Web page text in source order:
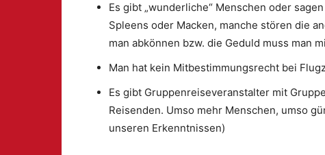
Es gibt „wunderliche“ Menschen oder
Spleens oder Macken, manche stören die
man abkönnen bzw. die Geduld muss man
Man hat kein Mitbestimmungsrecht bei
Es gibt Gruppenreiseveranstalter mit
Reisenden. Umso mehr Menschen, umso
unseren Erkenntnissen)